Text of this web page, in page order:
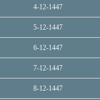
4-12-1447
5-12-1447
6-12-1447
7-12-1447
8-12-1447